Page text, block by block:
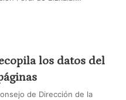
los datos del
de Dirección de la